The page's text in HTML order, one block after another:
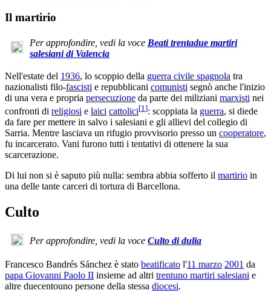
Il martirio
Per approfondire, vedi la voce Beati trentadue martiri
salesiani di Valencia
Nell'estate del 1936, lo scoppio della guerra civile spagnola tra
nazionalisti filo-fascisti e repubblicani comunisti segnò anche l'inizio
di una vera e propria persecuzione da parte dei miliziani marxisti nei
confronti di religiosi e laici cattolici[1 ]: scoppiata la guerra, si diede
da fare per mettere in salvo i salesiani e gli allievi del collegio di
Sarria. Mentre lasciava un rifugio provvisorio presso un cooperatore,
fu incarcerato. Vani furono tutti i tentativi di ottenere la sua
scarcerazione.
Di lui non si è saputo più nulla: sembra abbia sofferto il martirio in
una delle tante carceri di tortura di Barcellona.
Culto
Per approfondire, vedi la voce Culto di dulia
Francesco Bandrés Sánchez è stato beatificato l'11 marzo 2001 da
papa Giovanni Paolo II insieme ad altri trentuno martiri salesiani e
altre duecentouno persone della stessa diocesi.